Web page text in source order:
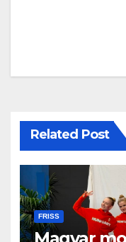
Related Post
FRISS